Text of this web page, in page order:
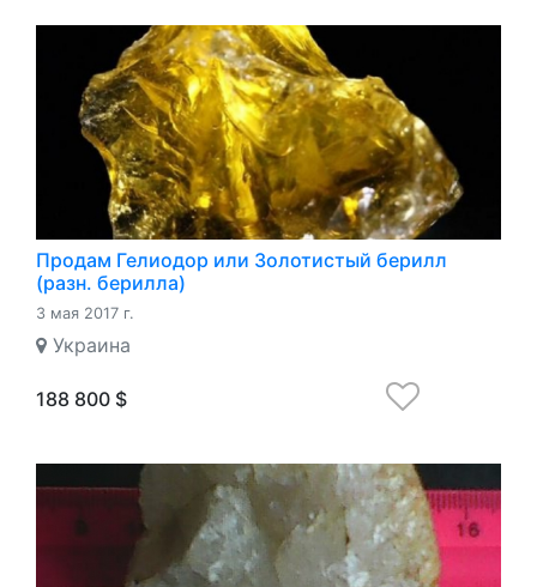
Продам Гелиодор или Золотистый берилл
(разн. берилла)
3 мая 2017 г.
Украина
188 800 $